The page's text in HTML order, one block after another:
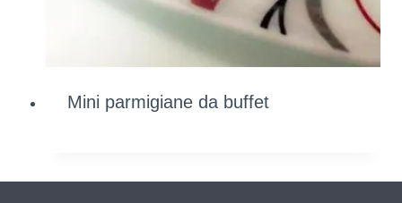
Mini parmigiane da buffet